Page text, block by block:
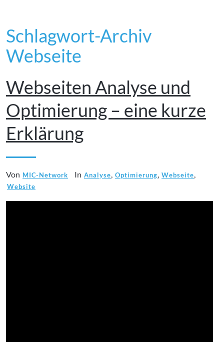
Schlagwort-Archiv
Webseite
Webseiten Analyse und
Optimierung – eine kurze
Erklärung
Von MIC-Network In Analyse, Optimierung, Webseite,
Website